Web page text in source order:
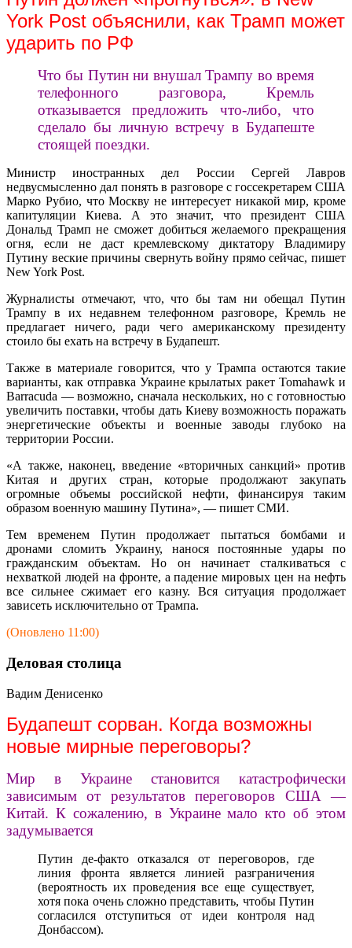
York Post объяснили, как Трамп может
ударить по РФ
Что бы Путин ни внушал Трампу во время
телефонного разговора, Кремль
отказывается предложить что-либо, что
сделало бы личную встречу в Будапеште
стоящей поездки.
Министр иностранных дел России Сергей Лавров
недвусмысленно дал понять в разговоре с госсекретарем США
Марко Рубио, что Москву не интересует никакой мир, кроме
капитуляции Киева. А это значит, что президент США
Дональд Трамп не сможет добиться желаемого прекращения
огня, если не даст кремлевскому диктатору Владимиру
Путину веские причины свернуть войну прямо сейчас, пишет
New York Post.
Журналисты отмечают, что, что бы там ни обещал Путин
Трампу в их недавнем телефонном разговоре, Кремль не
предлагает ничего, ради чего американскому президенту
стоило бы ехать на встречу в Будапешт.
Также в материале говорится, что у Трампа остаются такие
варианты, как отправка Украине крылатых ракет Tomahawk и
Barracuda — возможно, сначала нескольких, но с готовностью
увеличить поставки, чтобы дать Киеву возможность поражать
энергетические объекты и военные заводы глубоко на
территории России.
«А также, наконец, введение «вторичных санкций» против
Китая и других стран, которые продолжают закупать
огромные объемы российской нефти, финансируя таким
образом военную машину Путина», — пишет СМИ.
Тем временем Путин продолжает пытаться бомбами и
дронами сломить Украину, нанося постоянные удары по
гражданским объектам. Но он начинает сталкиваться с
нехваткой людей на фронте, а падение мировых цен на нефть
все сильнее сжимает его казну. Вся ситуация продолжает
зависеть исключительно от Трампа.
(Оновлено 11:00)
Деловая столица
Вадим Денисенко
Будапешт сорван. Когда возможны
новые мирные переговоры?
Мир в Украине становится катастрофически
зависимым от результатов переговоров США —
Китай. К сожалению, в Украине мало кто об этом
задумывается
Путин де-факто отказался от переговоров, где
линия фронта является линией разграничения
(вероятность их проведения все еще существует,
хотя пока очень сложно представить, чтобы Путин
согласился отступиться от идеи контроля над
Донбассом).